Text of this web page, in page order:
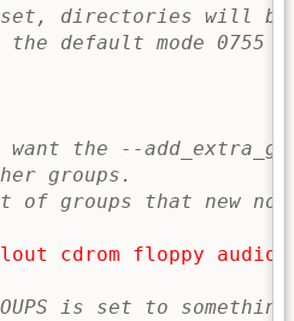
set, directories will
the default mode 0755
the --
groups.
groups that new
cdrom floppy audio
is set to something